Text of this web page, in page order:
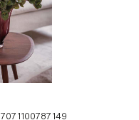
7071100787149